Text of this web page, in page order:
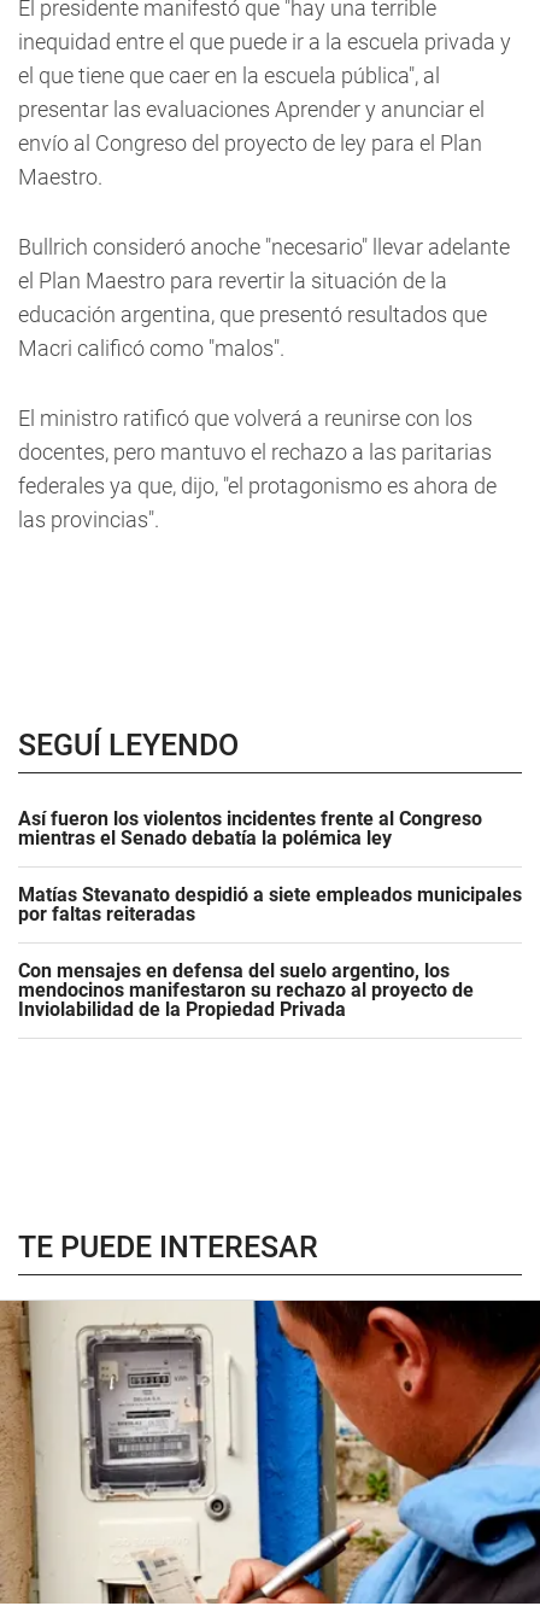
El presidente manifestó que "hay una terrible
inequidad entre el que puede ir a la escuela privada y
el que tiene que caer en la escuela pública", al
presentar las evaluaciones Aprender y anunciar el
envío al Congreso del proyecto de ley para el Plan
Maestro.
Bullrich consideró anoche "necesario" llevar adelante
el Plan Maestro para revertir la situación de la
educación argentina, que presentó resultados que
Macri calificó como "malos".
El ministro ratificó que volverá a reunirse con los
docentes, pero mantuvo el rechazo a las paritarias
federales ya que, dijo, "el protagonismo es ahora de
las provincias".
SEGUÍ LEYENDO
Así fueron los violentos incidentes frente al Congreso
mientras el Senado debatía la polémica ley
Matías Stevanato despidió a siete empleados municipales
por faltas reiteradas
Con mensajes en defensa del suelo argentino, los
mendocinos manifestaron su rechazo al proyecto de
Inviolabilidad de la Propiedad Privada
TE PUEDE INTERESAR